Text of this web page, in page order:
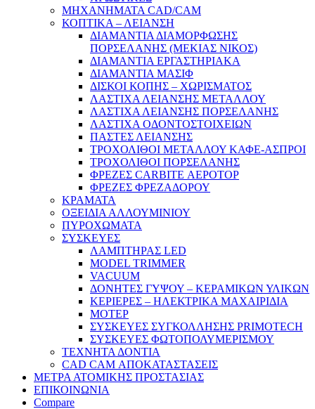
ΜΗΧΑΝΗΜΑΤΑ CAD/CAM
ΚΟΠΤΙΚΑ – ΛΕΙΑΝΣΗ
ΔΙΑΜΑΝΤΙΑ ΔΙΑΜΟΡΦΩΣΗΣ
ΠΟΡΣΕΛΑΝΗΣ (ΜΕΚΙΑΣ ΝΙΚΟΣ)
ΔΙΑΜΑΝΤΙΑ ΕΡΓΑΣΤΗΡΙΑΚΑ
ΔΙΑΜΑΝΤΙΑ ΜΑΣΙΦ
ΔΙΣΚΟΙ ΚΟΠΗΣ – ΧΩΡΙΣΜΑΤΟΣ
ΛΑΣΤΙΧΑ ΛΕΙΑΝΣΗΣ ΜΕΤΑΛΛΟΥ
ΛΑΣΤΙΧΑ ΛΕΙΑΝΣΗΣ ΠΟΡΣΕΛΑΝΗΣ
ΛΑΣΤΙΧΑ ΟΔΟΝΤΟΣΤΟΙΧΕΙΩΝ
ΠΑΣΤΕΣ ΛΕΙΑΝΣΗΣ
ΤΡΟΧΟΛΙΘΟΙ ΜΕΤΑΛΛΟΥ ΚΑΦΕ-ΑΣΠΡΟΙ
ΤΡΟΧΟΛΙΘΟΙ ΠΟΡΣΕΛΑΝΗΣ
ΦΡΕΖΕΣ CARBITE ΑΕΡΟΤΟΡ
ΦΡΕΖΕΣ ΦΡΕΖΑΔΟΡΟΥ
ΚΡΑΜΑΤΑ
ΟΞΕΙΔΙΑ ΑΛΛΟΥΜΙΝΙΟΥ
ΠΥΡΟΧΩΜΑΤΑ
ΣΥΣΚΕΥΕΣ
ΛΑΜΠΤΗΡΑΣ LED
MODEL TRIMMER
VACUUM
ΔΟΝΗΤΕΣ ΓΥΨΟΥ – ΚΕΡΑΜΙΚΩΝ ΥΛΙΚΩΝ
ΚΕΡΙΕΡΕΣ – ΗΛΕΚΤΡΙΚΑ ΜΑΧΑΙΡΙΔΙΑ
ΜΟΤΕΡ
ΣΥΣΚΕΥΕΣ ΣΥΓΚΟΛΛΗΣΗΣ PRIMOTECH
ΣΥΣΚΕΥΕΣ ΦΩΤΟΠΟΛΥΜΕΡΙΣΜΟΥ
ΤΕΧΝΗΤΑ ΔΟΝΤΙΑ
CAD CAM ΑΠΟΚΑΤΑΣΤΑΣΕΙΣ
ΜΕΤΡΑ ΑΤΟΜΙΚΗΣ ΠΡΟΣΤΑΣΙΑΣ
ΕΠΙΚΟΙΝΩΝΙΑ
Compare